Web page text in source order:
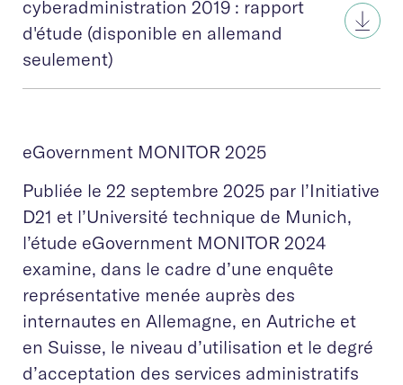
cyberadministration 2019 : rapport
d'étude (disponible en allemand
seulement)
eGovernment MONITOR 2025
Publiée le 22 septembre 2025 par l’Initiative
D21 et l’Université technique de Munich,
l’étude eGovernment MONITOR 2024
examine, dans le cadre d’une enquête
représentative menée auprès des
internautes en Allemagne, en Autriche et
en Suisse, le niveau d’utilisation et le degré
d’acceptation des services administratifs